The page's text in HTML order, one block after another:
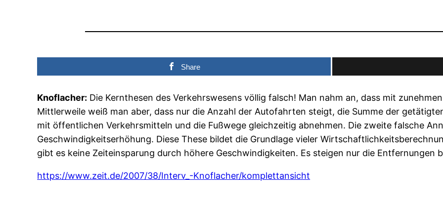
Share
Knoflacher: Die Kernthesen des Verkehrswesens völlig falsch! Man nahm an, dass mit
Mittlerweile weiß man aber, dass nur die Anzahl der Autofahrten steigt, die Summe der
mit öffentlichen Verkehrsmitteln und die Fußwege gleichzeitig abnehmen. Die zweite falsche
Geschwindigkeitserhöhung. Diese These bildet die Grundlage vieler
gibt es keine Zeiteinsparung durch höhere Geschwindigkeiten. Es steigen nur die Entfernungen
https://www.zeit.de/2007/38/Interv_-Knoflacher/komplettansicht